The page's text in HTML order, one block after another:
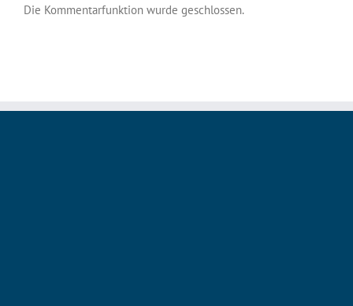
Die Kommentarfunktion wurde geschlossen.